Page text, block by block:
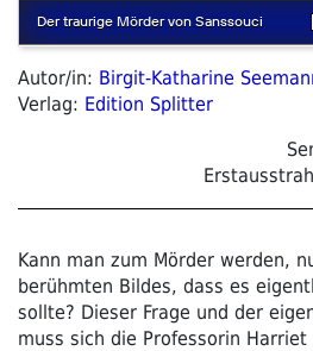
Autor/in: Birgit-Katharine
Verlag: Edition Splitter
Kann man zum Mörder werden,
berühmten Bildes, dass es
sollte? Dieser Frage und der
muss sich die Professorin